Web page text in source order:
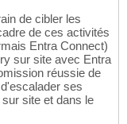
de cibler les
de ces activités
Entra Connect)
sur site avec Entra
réussie de
ses
site et dans le